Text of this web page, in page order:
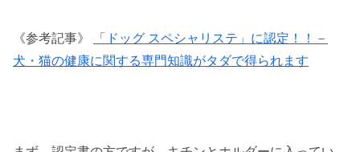
《参考記事》
「ドッグ スペシャリステ」に認定！！－
犬・猫の健康に関する専門知識がタダで得られます